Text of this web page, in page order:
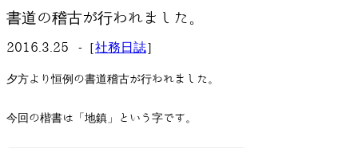
洗心・ふれあい・体験
お願いごと
神前結婚式
ご相談
採用情報
海葬
書道の稽古が行われました。
2016.3.25 -［社務日誌］
夕方より恒例の書道稽古が行われました。
今回の楷書は「地鎮」という字です。